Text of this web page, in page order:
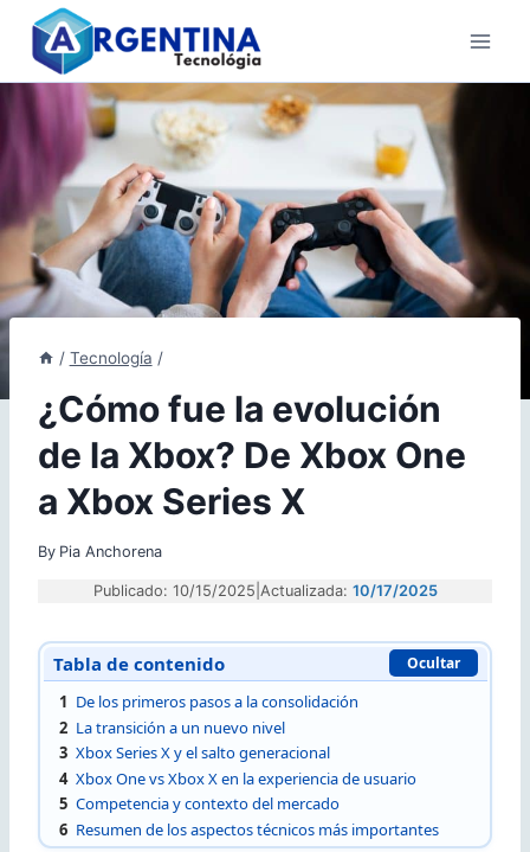
Skip
content
/ Tecnología /
¿Cómo fue la evolución
de la Xbox? De Xbox One
a Xbox Series X
By Pia Anchorena
Publicado: 10/15/2025 Actualizada: 10/17/2025
Tabla de contenido Ocultar
1 De los primeros pasos a la consolidación
2 La transición a un nuevo nivel
3 Xbox Series X y el salto generacional
4 Xbox One vs Xbox X en la experiencia de usuario
5 Competencia y contexto del mercado
6 Resumen de los aspectos técnicos más importantes